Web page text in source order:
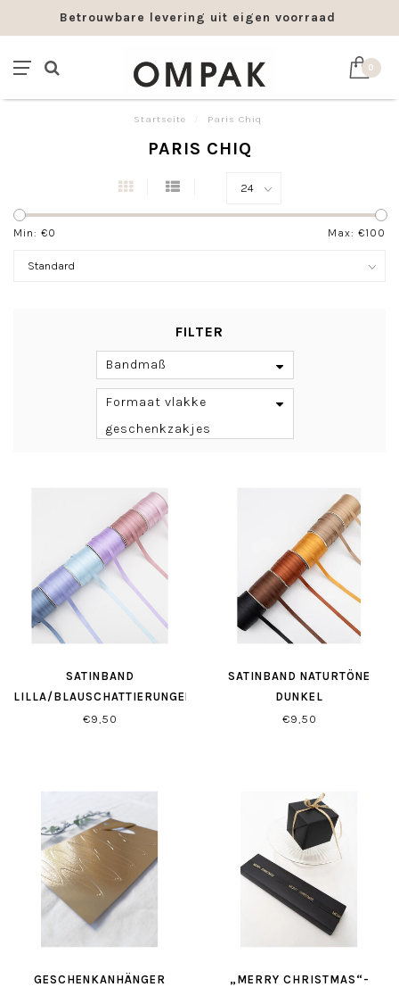
Betrouwbare levering uit eigen voorraad
0
Startseite Paris Chiq
PARIS CHIQ
Min: €0 Max: €100
FILTER
Bandmaß
Formaat vlakke
geschenkzakjes
SATINBAND
LILLA/BLAUSCHATTIERUNGEN
€9,50
SATINBAND NATURTÖNE
DUNKEL
€9,50
GESCHENKANHÄNGER
„MERRY CHRISTMAS“-